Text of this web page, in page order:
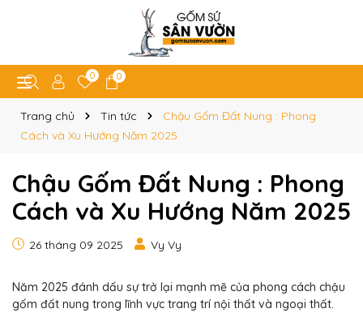
0 0
Trang chủ Tin tức
Chậu Gốm Đất Nung : Phong
Cách và Xu Hướng Năm 2025
Chậu Gốm Đất Nung : Phong
Cách và Xu Hướng Năm 2025
26 tháng 09 2025 Vy Vy
Năm 2025 đánh dấu sự trở lại mạnh mẽ của phong cách chậu
gốm đất nung trong lĩnh vực trang trí nội thất và ngoại thất.